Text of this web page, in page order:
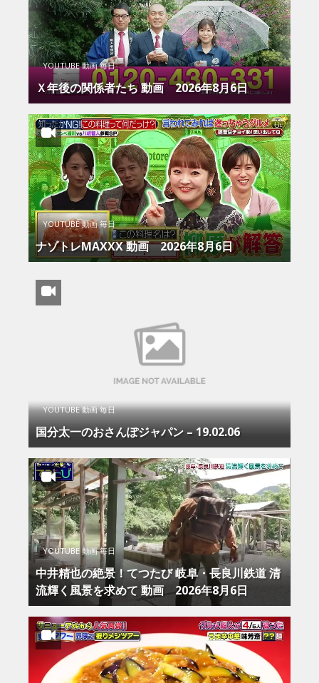
YOUTUBE 動画 毎日
Ｘ年後の関係者たち 動画 2026年8月6日
YOUTUBE 動画 毎日
ナゾトレMAXXX 動画 2026年8月6日
YOUTUBE 動画 毎日
国分太一のおさんぽジャパン – 19.02.06
YOUTUBE 動画 毎日
中井精也の絶景！てつたび 岐阜・長良川鉄道 清
流輝く風景を求めて 動画 2026年8月6日